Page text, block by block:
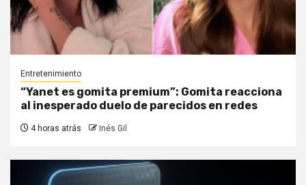
Entretenimiento
“Yanet es gomita premium”: Gomita reacciona
al inesperado duelo de parecidos en redes
4 horas atrás Inés Gil